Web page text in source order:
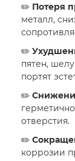
✏️ Потеря
металл,
✏️
пятен,
портят
✏️
отверстия.
✏️
коррозии